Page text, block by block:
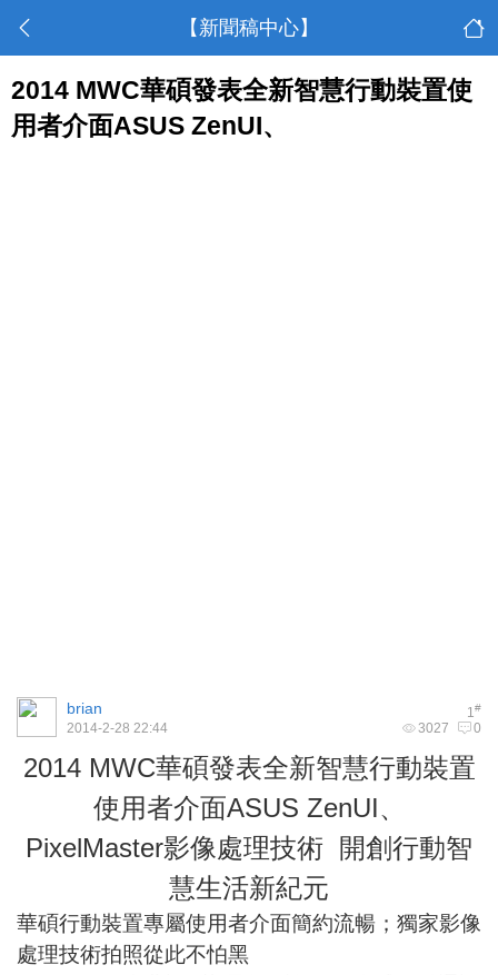
【新聞稿中心】
2014 MWC華碩發表全新智慧行動裝置使
用者介面ASUS ZenUI、
1#
brian
3027 0
2014-2-28 22:44
2014 MWC華碩發表全新智慧行動裝置
使用者介面ASUS ZenUI、
PixelMaster影像處理技術 開創行動智
慧生活新紀元
華碩行動裝置專屬使用者介面簡約流暢；獨家影像
處理技術拍照從此不怕黑